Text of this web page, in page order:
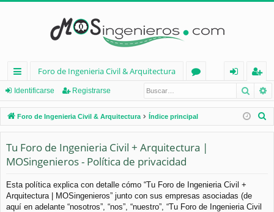
nl
ac
es
rá
pi
d
os
Foro de Ingenieria Civil & Arquitectura
os
nt
ifi
e
eg
ist
ra
Identificarse Registrarse
Foro de Ingenieria Civil & Arquitectura Índice principal
Tu Foro de Ingenieria Civil + Arquitectura |
MOSingenieros - Política de privacidad
Esta política explica con detalle cómo “Tu Foro de Ingenieria Civil +
Arquitectura | MOSingenieros” junto con sus empresas asociadas (de
aquí en adelante “nosotros”, “nos”, “nuestro”, “Tu Foro de Ingenieria Civil